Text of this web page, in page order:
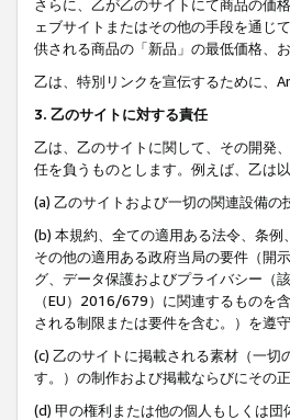
さらに、乙が乙のサイトにて商品の価
ェブサイトまたはその他の手段を通じ
供される商品の「新品」の最低価格、
乙は、特別リンクを宣伝するために、
3. 乙のサイトに対する責任
乙は、乙のサイトに関して、その開発
任を負うものとします。例えば、乙は
(a) 乙のサイトおよび一切の関連設備の
(b) 本規約、全ての適用ある法令、条
その他の適用ある政府当局の要件（開
グ、データ保護およびプライバシー（
（EU）2016/679）に関連するものを
される制限または要件を含む。）を遵
(c) 乙のサイトに掲載される素材（一
す。）の制作および掲載ならびにその
(d) 甲の権利または他の個人もしくは